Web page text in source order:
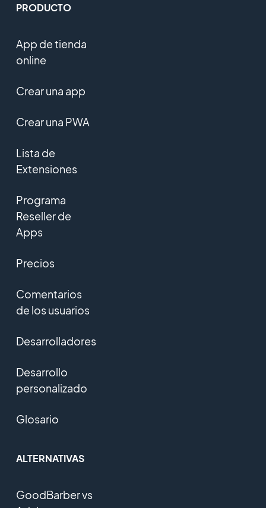
PRODUCTO
App de tienda
online
Crear una app
Crear una PWA
Lista de
Extensiones
Programa
Reseller de
Apps
Precios
Comentarios
de los usuarios
Desarrolladores
Desarrollo
personalizado
Glosario
ALTERNATIVAS
GoodBarber vs